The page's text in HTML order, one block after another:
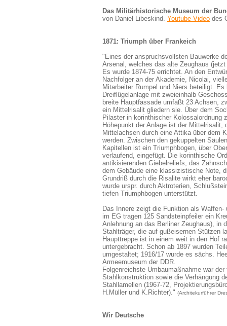
Das Militärhistorische Museum der
von Daniel Libeskind. Youtube-Video des
1871: Triumph über Frankeich
"Eines der anspruchsvollsten Bauwerke
Arsenal, welches das alte Zeughaus
Es wurde 1874-75 errichtet. An den
Nachfolger an der Akademie, Nicolai,
Mitarbeiter Rumpel und Niers beteiligt.
Dreiflügelanlage mit zweieinhalb
breite Hauptfassade umfaßt 23 Achsen,
ein Mittelrisalit gliedern sie. Über dem
Pilaster in korinthischer Kolossalordnung
Höhepunkt der Anlage ist der Mittelrisalit,
Mittelachsen durch eine Attika über dem
werden. Zwischen den gekuppelten
Kapitellen ist ein Triumphbogen, über
verlaufend, eingefügt. Die korinthische
antikisierenden Giebelreliefs, das
dem Gebäude eine klassizistische Note,
Grundriß durch die Risalite wirkt eher
wurde urspr. durch Aktroterien,
tiefen Triumphbogen unterstützt.
Das Innere zeigt die Funktion als Waffen-
im EG tragen 125 Sandsteinpfeiler ein
Anlehnung an das Berliner Zeughaus), in
Stahlträger, die auf gußeisernen Stützen
Haupttreppe ist in einem weit in den Hof
untergebracht. Schon ab 1897 wurden
umgestaltet; 1916/17 wurde es sächs.
Armeemuseum der DDR.
Folgenreichste Umbaumaßnahme war
Stahlkonstruktion sowie die Verhängung
Stahllamellen (1967-72,
H.Müller und K.Richter)." (Architekurführer
Wir Deutsche